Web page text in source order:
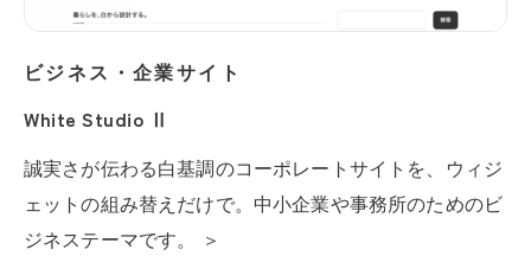
ビジネス・企業サイト
White Studio Ⅱ
誠実さが伝わる白基調のコーポレートサイトを、ウィジ
ェットの組み替えだけで。中小企業や事務所のためのビ
ジネステーマです。 ＞